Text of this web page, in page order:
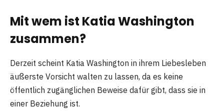
Mit wem ist Katia Washington
zusammen?
Derzeit scheint Katia Washington in ihrem Liebesleben
äußerste Vorsicht walten zu lassen, da es keine
öffentlich zugänglichen Beweise dafür gibt, dass sie in
einer Beziehung ist.